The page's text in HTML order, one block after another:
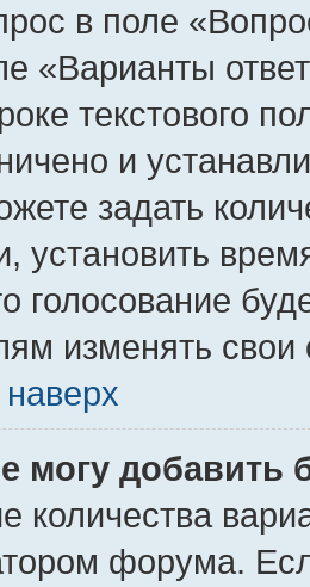
в поле
«Варианты
текстового
и
задать
установить
голосование
изменять свои
могу добавить
количества
форума.